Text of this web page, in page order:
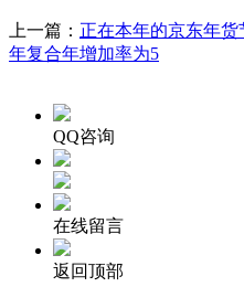
上一篇： 正在本年的京东年货
年复合年增加率为5
QQ咨询
在线留言
返回顶部